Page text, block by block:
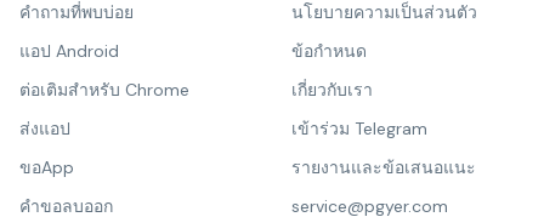
คำถามที่พบบ่อย
แอป Android
ต่อเติมสำหรับ Chrome
ส่งแอป
ขอApp
คำขอลบออก
นโยบายความเป็นส่วนตัว
ข้อกำหนด
เกี่ยวกับเรา
เข้าร่วม Telegram
รายงานและข้อเสนอแนะ
service@pgyer.com